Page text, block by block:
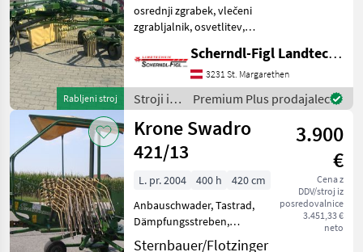
Rabljeni stroj
osrednji zgrabek, vlečeni
zgrabljalnik, osvetlitev,
vzmeti, : osrednji zgrabek
Stroji in oprema za žetev in
spravilo Vrtavkasti
zgrabljalnik
Scherndl-Figl Landtechnik
3231 St. Margarethen
Stroji in
oprema
za žetev
in
spravilo
/ Krone
Premium Plus prodajalec
Krone Swadro
421/13
3.900
€
Cena z
DDV/stroj iz
posredovalnice
3.451,33 €
neto
L. pr. 2004 400 h
420 cm
Anbauschwader, Tastrad,
Dämpfungsstreben,
Gelenkwelle, 4 Zinken pro
Sternbauer/Flotzinger